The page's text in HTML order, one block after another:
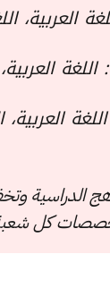
العربية،
العربية،
الدراسية
تخصصات كل